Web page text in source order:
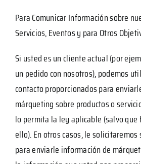
Para Comunicar Información sobre
Servicios, Eventos y para Otros
Si usted es un cliente actual (por
un pedido con nosotros), podemos
contacto proporcionados para
márqueting sobre productos o
lo permita la ley aplicable (salvo que
ello). En otros casos, le
para enviarle información de